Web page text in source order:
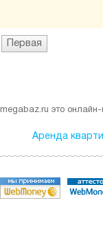
Первая
megabaz.ru это
Аренда